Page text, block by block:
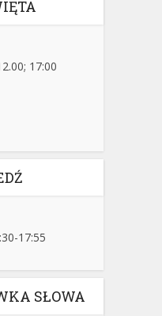
17:00
17:55
SŁOWA